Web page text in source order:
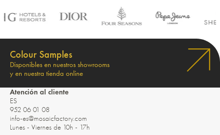
Colour Samples
Disponibles en nuestros showrooms
y en nuestra tienda online
Atención al cliente
ES
952 06 01 08
info-es@mosaicfactory.com
Lunes - Viernes de 10h - 17h